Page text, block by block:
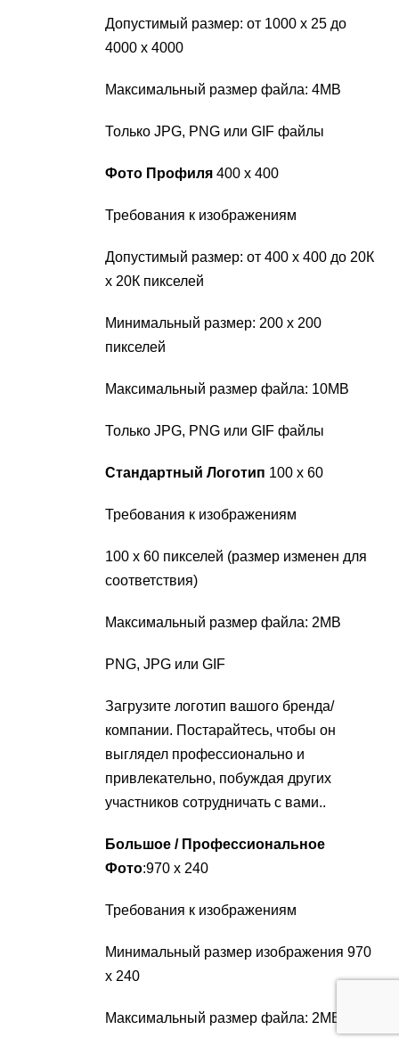
Допустимый размер: от 1000 х 25 до
4000 х 4000
Максимальный размер файла: 4MB
Только JPG, PNG или GIF файлы
Фото Профиля 400 х 400
Требования к изображениям
Допустимый размер: от 400 х 400 до 20К
х 20К пикселей
Минимальный размер: 200 х 200
пикселей
Максимальный размер файла: 10MB
Только JPG, PNG или GIF файлы
Стандартный Логотип 100 х 60
Требования к изображениям
100 х 60 пикселей (размер изменен для
соответствия)
Максимальный размер файла: 2MB
PNG, JPG или GIF
Загрузите логотип вашого бренда/
компании. Постарайтесь, чтобы он
выглядел профессионально и
привлекательно, побуждая других
участников сотрудничать с вами..
Большое / Профессиональное
Фото:970 х 240
Требования к изображениям
Минимальный размер изображения 970
х 240
Максимальный размер файла: 2MB